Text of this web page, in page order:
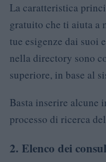
La caratteristica
gratuito che ti aiuta a
tue esigenze dai
nella directory sono
superiore, in base al
Basta inserire alcune
processo di ricerca
2. Elenco dei